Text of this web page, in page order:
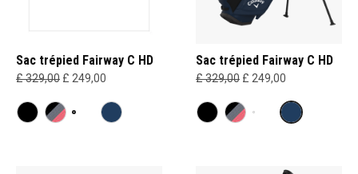
Sac trépied Fairway C HD
£ 329,00 £ 249,00
Sac trépied Fairway C HD
£ 329,00 £ 249,00